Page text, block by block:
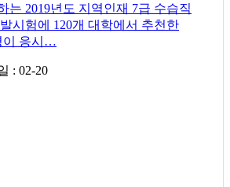
는 2019년도 지역인재 7급 수습직
시험에 120개 대학에서 추천한
이 응시…
: 02-20